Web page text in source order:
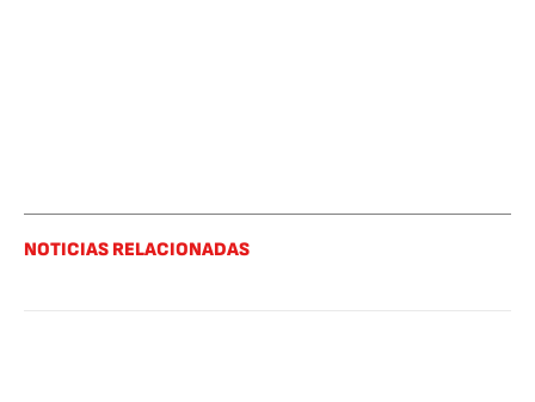
NOTICIAS RELACIONADAS